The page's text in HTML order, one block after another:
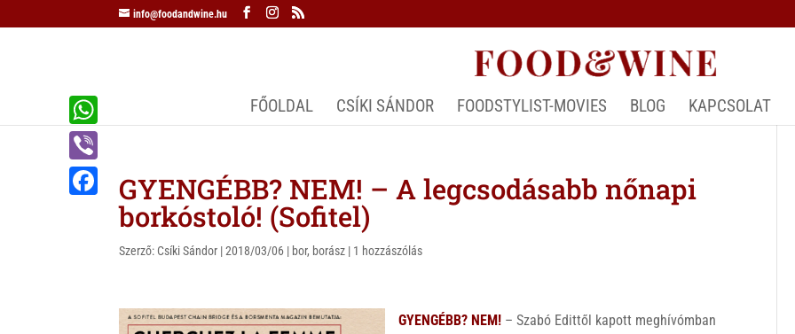
info@foodandwine.hu
FŐOLDAL CSÍKI SÁNDOR FOODSTYLIST-MOVIES BLOG KAPCSOLAT
GYENGÉBB? NEM! – A legcsodásabb nőnapi
borkóstoló! (Sofitel)
Szerző: Csíki Sándor |2018/03/06 | bor, borász | 1 hozzászólás
GYENGÉBB? NEM! – Szabó Edittől kapott meghívómban
W
h
a
V